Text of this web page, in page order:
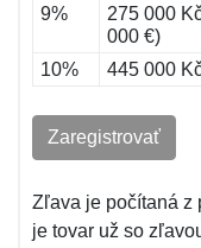
9%
275 000
000 €)
10%
445 000
Zaregistrovať
Zľava je počítaná z
je tovar už so